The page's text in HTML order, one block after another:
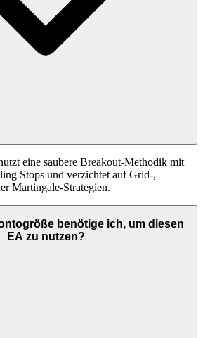
eine saubere Breakout-Methodik mit
Stops und verzichtet auf Grid-,
Martingale-Strategien.
benötige ich, um diesen
EA zu nutzen?